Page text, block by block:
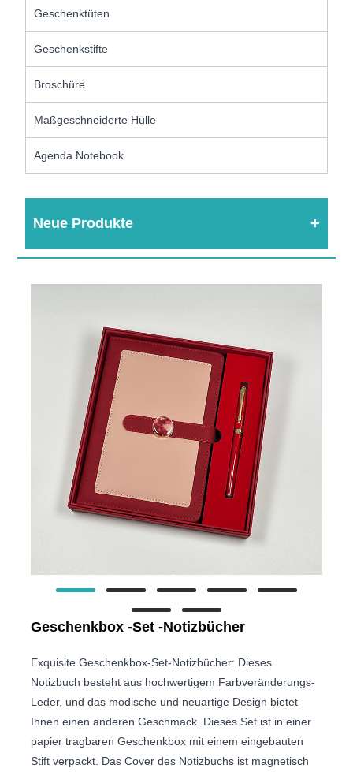
Geschenktüten
Geschenkstifte
Broschüre
Maßgeschneiderte Hülle
Agenda Notebook
Neue Produkte
Geschenkbox -Set -Notizbücher
Exquisite Geschenkbox-Set-Notizbücher: Dieses
Notizbuch besteht aus hochwertigem Farbveränderungs-
Leder, und das modische und neuartige Design bietet
Ihnen einen anderen Geschmack. Dieses Set ist in einer
papier tragbaren Geschenkbox mit einem eingebauten
Stift verpackt. Das Cover des Notizbuchs ist magnetisch